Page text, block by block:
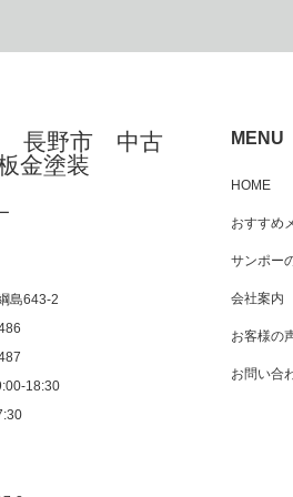
MENU
HOME
おすすめ
サンポー
会社案内
お客様の
お問い合
長野市 中古
金塗装
島643-2
18:30